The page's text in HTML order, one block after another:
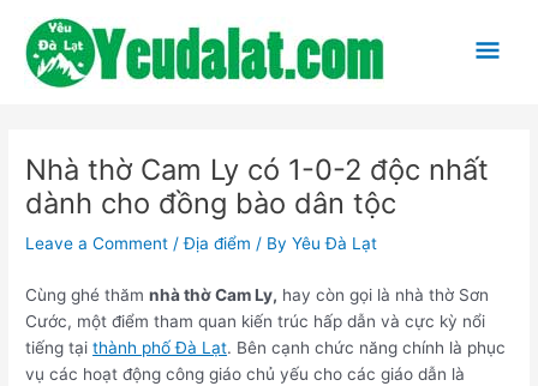
content
Nhà thờ Cam Ly có 1-0-2 độc nhất
dành cho đồng bào dân tộc
Leave a Comment /Địa điểm / ByYêu Đà Lạt
Cùng ghé thămnhà thờ Cam Ly, hay còn gọi là nhà thờ Sơn
Cước, một điểm tham quan kiến trúc hấp dẫn và cực kỳ nổi
tiếng tạithành phố Đà Lạt. Bên cạnh chức năng chính là phục
vụ các hoạt động công giáo chủ yếu cho các giáo dẫn là